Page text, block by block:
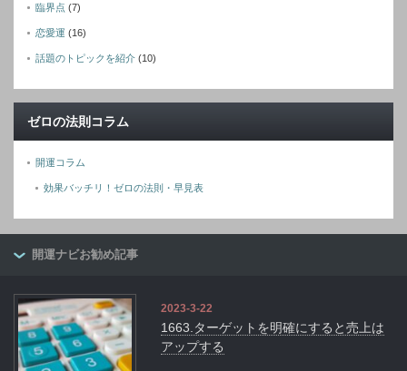
臨界点 (7)
恋愛運 (16)
話題のトピックを紹介 (10)
ゼロの法則コラム
開運コラム
効果バッチリ！ゼロの法則・早見表
開運ナビお勧め記事
2023-3-22
1663.ターゲットを明確にすると売上は
アップする